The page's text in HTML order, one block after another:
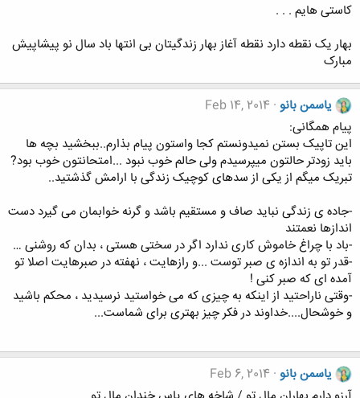
ﮐﺎﺳﺘﯽ ﻫﺎﯾﻢ . . .
بهار یک نقطه دارد نقطه آغاز بهار زندگیتان بی انتها باد سال نو پیشاپیش
مبارک
یاسمن بانو Feb 14, 2014
پیام همگانی:
این تاپیک بستن نمیدونستم کجا واستون پیام بذارم..ببخشید بچه ها
باید زودتر حالتون میپرسیدم ولی حالم خوب نبود ...امتحانتون خوب بود?
تبریک میگم از یکی از سدهای کوچیک زندگی با ارامش گذشتید..
-جاده ی زندگی نباید صاف و مستقیم باشد و گرنه خوابمان می گیرد دست
اندازها نعمتند
-باد با چراغ خاموش کاری ندارد اگر در سختی هستی ، بدان که روشنی …
-قدر تو به اندازه ی صبر توست ...و رازهایت ، نهفته در صبرهایت اصلا تو
آمده ای که صبر کنی !
-وقتی ناراحتید از اینكه به چیزی كه می خواستید نرسیدید ، محكم باشید
و خوشحال....خداوند در فكر چیز بهتری برای شماست...
یاسمن بانو Feb 6, 2014